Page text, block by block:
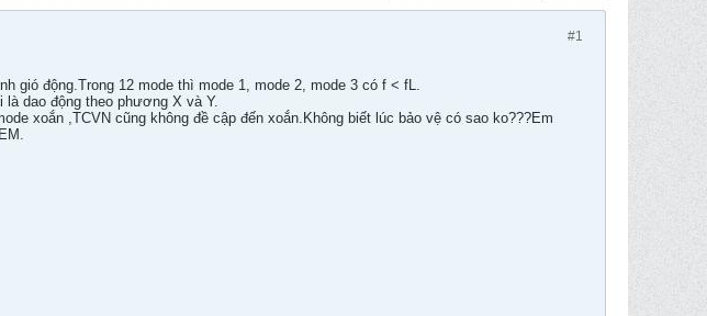
#1
gió động.Trong 12 mode thì mode 1, mode 2, mode 3 có f < fL.
là dao động theo phương X và Y.
xoắn ,TCVN cũng không đề cập đến xoắn.Không biết lúc bảo vệ có sao ko???Em